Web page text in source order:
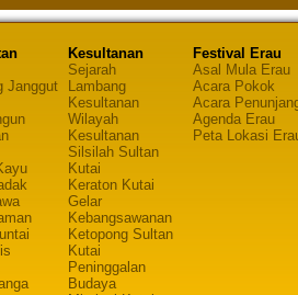
Janggut
Kesultanan
Sejarah
Lambang
Kesultanan
Wilayah
Kesultanan
Silsilah Sultan
Kutai
Keraton Kutai
Gelar
Kebangsawanan
Ketopong Sultan
Kutai
Peninggalan
Budaya
Festival Erau
Asal Mula Erau
Acara Pokok
Acara
Agenda Erau
Peta Lokasi